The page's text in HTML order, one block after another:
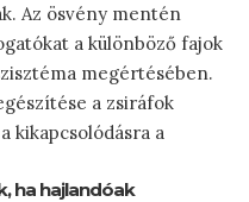
Az ösvény mentén
a különböző fajok
megértésében.
a zsiráfok
kikapcsolódásra a
ha hajlandóak